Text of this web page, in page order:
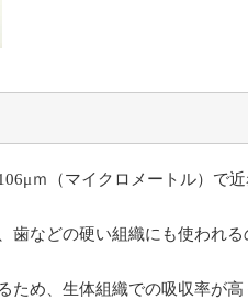
ｍ（マイクロメートル）で
歯などの硬い組織にも使われ
ため、生体組織での吸収率が